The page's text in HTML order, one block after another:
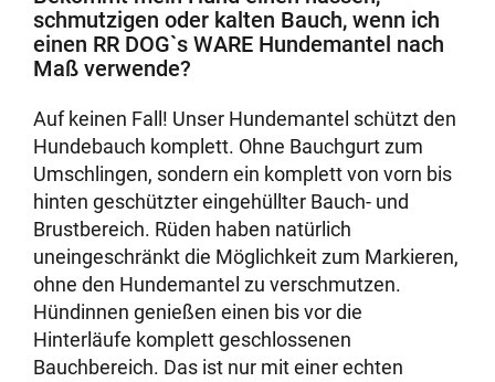
schmutzigen oder kalten Bauch, wenn ich
einen RR DOG`s WARE Hundemantel nach
Maß verwende?
Auf keinen Fall! Unser Hundemantel schützt den
Hundebauch komplett. Ohne Bauchgurt zum
Umschlingen, sondern ein komplett von vorn bis
hinten geschützter eingehüllter Bauch- und
Brustbereich. Rüden haben natürlich
uneingeschränkt die Möglichkeit zum Markieren,
ohne den Hundemantel zu verschmutzen.
Hündinnen genießen einen bis vor die
Hinterläufe komplett geschlossenen
Bauchbereich. Das ist nur mit einer echten